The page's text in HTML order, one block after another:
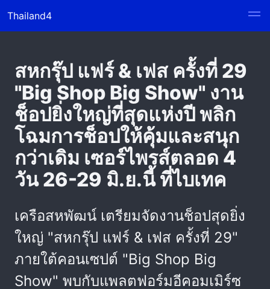
Thailand4
สหกรุ๊ป แฟร์ & เฟส ครั้งที่ 29
"Big Shop Big Show" งาน
ช็อปยิ่งใหญ่ที่สุดแห่งปี พลิก
โฉมการช็อปให้คุ้มและสนุก
กว่าเดิม เซอร์ไพรส์ตลอด 4
วัน 26-29 มิ.ย.นี้ ที่ไบเทค
เครือสหพัฒน์ เตรียมจัดงานช็อปสุดยิ่ง
ใหญ่ "สหกรุ๊ป แฟร์ & เฟส ครั้งที่ 29"
ภายใต้คอนเซปต์ "Big Shop Big
Show" พบกับแพลตฟอร์มอีคอมเมิร์ซ